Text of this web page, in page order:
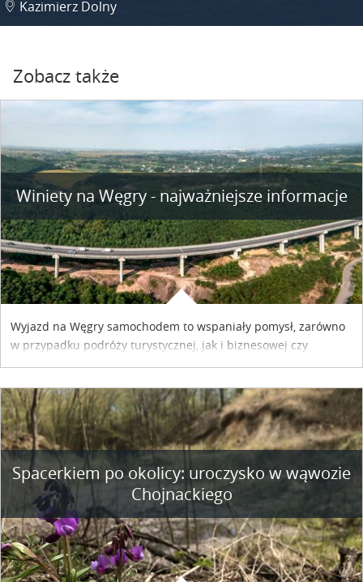
Kazimierz Dolny
Zobacz także
Winiety na Węgry - najważniejsze informacje
Wyjazd na Węgry samochodem to wspaniały pomysł, zarówno
w przypadku podróży turystycznej, jak i biznesowej czy
służbowej. Pamiętać tylko trzeba o wykupieniu winiety, co
współpracy reklamowej z Hungary Vignette.
Spacerkiem po okolicy: uroczysko w wąwozie
Chojnackiego